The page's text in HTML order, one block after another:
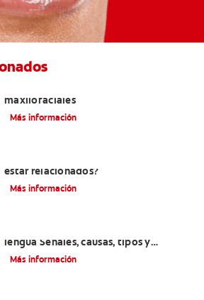
maxilofaciales
Más información
estar relacionados?
Más información
lengua Señales, causas, tipos y
tratamiento
Más información